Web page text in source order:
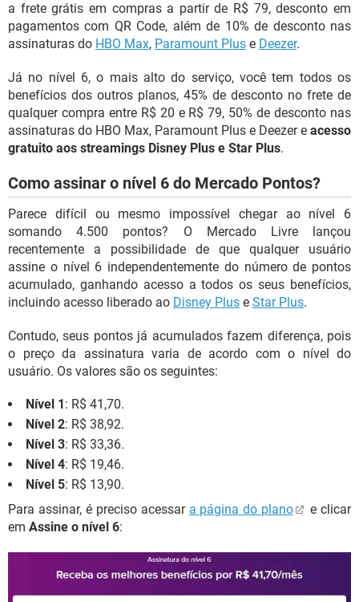
a frete grátis em compras a partir de R$ 79, desconto em
pagamentos com QR Code, além de 10% de desconto nas
assinaturas do HBO Max, Paramount Plus e Deezer.
Já no nível 6, o mais alto do serviço, você tem todos os
benefícios dos outros planos, 45% de desconto no frete de
qualquer compra entre R$ 20 e R$ 79, 50% de desconto nas
assinaturas do HBO Max, Paramount Plus e Deezer e acesso
gratuito aos streamings Disney Plus e Star Plus.
Como assinar o nível 6 do Mercado Pontos?
Parece difícil ou mesmo impossível chegar ao nível 6
somando 4.500 pontos? O Mercado Livre lançou
recentemente a possibilidade de que qualquer usuário
assine o nível 6 independentemente do número de pontos
acumulado, ganhando acesso a todos os seus benefícios,
incluindo acesso liberado ao Disney Plus e Star Plus.
Contudo, seus pontos já acumulados fazem diferença, pois
o preço da assinatura varia de acordo com o nível do
usuário. Os valores são os seguintes:
Nível 1 : R$ 41,70.
Nível 2: R$ 38,92.
Nível 3: R$ 33,36.
Nível 4: R$ 19,46.
Nível 5: R$ 13,90.
Para assinar, é preciso acessar a página do plano
e clicar
em Assine o nível 6: